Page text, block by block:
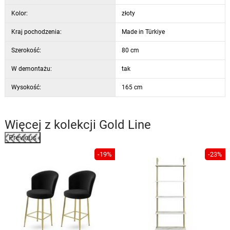
Kolor: złoty
Kraj pochodzenia: Made in Türkiye
Szerokość: 80 cm
W demontażu: tak
Wysokość: 165 cm
Więcej z kolekcji Gold Line
Previous
-19% -23%